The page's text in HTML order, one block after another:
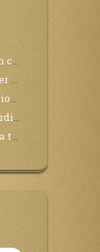
dolori.
grande!
a Lui: